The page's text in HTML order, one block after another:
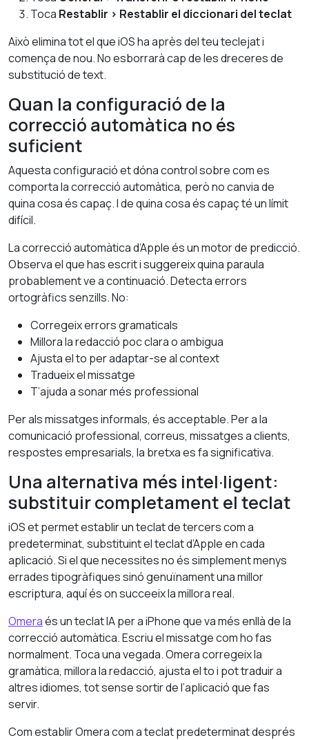
Toca Restablir > Restablir el diccionari del teclat
Això elimina tot el que iOS ha après del teu teclejat i
comença de nou. No esborrarà cap de les dreceres de
substitució de text.
Quan la configuració de la
correcció automàtica no és
suficient
Aquesta configuració et dóna control sobre com es
comporta la correcció automàtica, però no canvia de
quina cosa és capaç. I de quina cosa és capaç té un límit
difícil.
La correcció automàtica d’Apple és un motor de predicció.
Observa el que has escrit i suggereix quina paraula
probablement ve a continuació. Detecta errors
ortogràfics senzills. No:
Corregeix errors gramaticals
Millora la redacció poc clara o ambigua
Ajusta el to per adaptar-se al context
Tradueix el missatge
T’ajuda a sonar més professional
Per als missatges informals, és acceptable. Per a la
comunicació professional, correus, missatges a clients,
respostes empresarials, la bretxa es fa significativa.
Una alternativa més intel·ligent:
substituir completament el teclat
iOS et permet establir un teclat de tercers com a
predeterminat, substituint el teclat d’Apple en cada
aplicació. Si el que necessites no és simplement menys
errades tipogràfiques sinó genuïnament una millor
escriptura, aquí és on succeeix la millora real.
Omeraés un teclat IA per a iPhone que va més enllà de la
correcció automàtica. Escriu el missatge com ho fas
normalment. Toca una vegada. Omera corregeix la
gramàtica, millora la redacció, ajusta el to i pot traduir a
altres idiomes, tot sense sortir de l’aplicació que fas
servir.
Com establir Omera com a teclat predeterminat després